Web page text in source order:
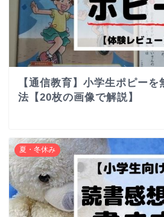
【通信教育】小学生ポピー
法【20枚の画像で解説】
夏・冬休み